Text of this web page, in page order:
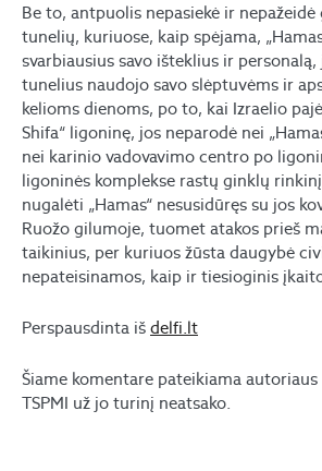
Be to, antpuolis nepasiekė ir nepažeidė
tunelių, kuriuose, kaip spėjama,
svarbiausius savo išteklius ir personalą,
tunelius naudojo savo slėptuvėms ir
kelioms dienoms, po to, kai Izraelio
Shifa“ ligoninę, jos neparodė nei
nei karinio vadovavimo centro po
ligoninės komplekse rastų ginklų
nugalėti „Hamas“ nesusidūręs su jos
Ruožo gilumoje, tuomet atakos prieš
taikinius, per kuriuos žūsta daugybė
nepateisinamos, kaip ir tiesioginis
Perspausdinta iš delfi.lt
Šiame komentare pateikiama
TSPMI už jo turinį neatsako.